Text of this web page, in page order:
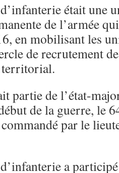
était une
de l’armée
en mobilisant les
de recrutement
territorial.
partie de l’état-
de la guerre, le
par le
a